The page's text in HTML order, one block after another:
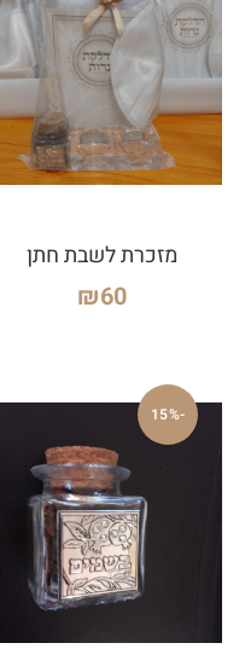
מזכרת לשבת חתן
₪60
-15%